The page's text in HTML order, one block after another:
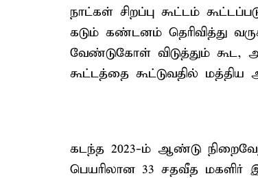
நாட்கள் சிறப்பு கூட்டம்
கடும் கண்டனம் தெரிவித்து
வேண்டுகோள் விடுத்தும்
கூட்டத்தை கூட்டுவதில் மத்திய
கடந்த 2023-ம் ஆண்டு
பெயரிலான 33 சதவீத மகளிர்